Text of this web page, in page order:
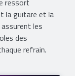
ressort
la guitare et la
les
des
refrain.